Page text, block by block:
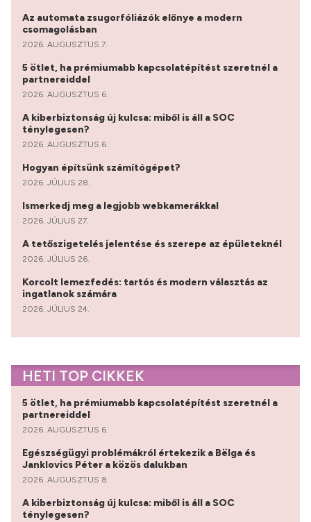
Az automata zsugorfóliázók előnye a modern
csomagolásban
2026. AUGUSZTUS 7.
5 ötlet, ha prémiumabb kapcsolatépítést szeretnél a
partnereiddel
2026. AUGUSZTUS 6.
A kiberbiztonság új kulcsa: miből is áll a SOC
ténylegesen?
2026. AUGUSZTUS 6.
Hogyan építsünk számítógépet?
2026. JÚLIUS 28.
Ismerkedj meg a legjobb webkamerákkal
2026. JÚLIUS 27.
A tetőszigetelés jelentése és szerepe az épületeknél
2026. JÚLIUS 26.
Korcolt lemezfedés: tartós és modern választás az
ingatlanok számára
2026. JÚLIUS 24.
HETI TOP CIKKEK
5 ötlet, ha prémiumabb kapcsolatépítést szeretnél a
partnereiddel
2026. AUGUSZTUS 6.
Egészségügyi problémákról értekezik a Bëlga és
Janklovics Péter a közös dalukban
2026. AUGUSZTUS 8.
A kiberbiztonság új kulcsa: miből is áll a SOC
ténylegesen?